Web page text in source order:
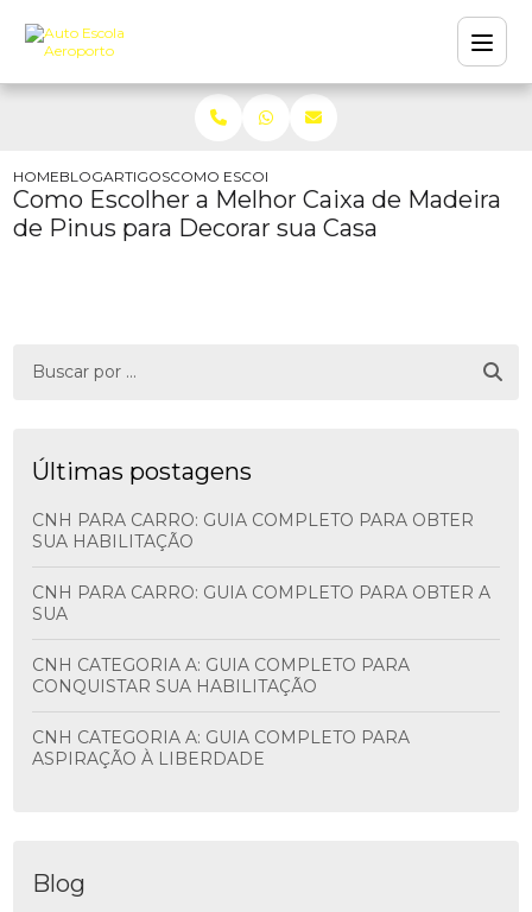
HOMEBLOGARTIGOSCOMO ESCOLHER A MELHOR CAIXA DE
Como Escolher a Melhor Caixa de Madeira
de Pinus para Decorar sua Casa
Últimas postagens
CNH PARA CARRO: GUIA COMPLETO PARA OBTER
SUA HABILITAÇÃO
CNH PARA CARRO: GUIA COMPLETO PARA OBTER A
SUA
CNH CATEGORIA A: GUIA COMPLETO PARA
CONQUISTAR SUA HABILITAÇÃO
CNH CATEGORIA A: GUIA COMPLETO PARA
ASPIRAÇÃO À LIBERDADE
Blog